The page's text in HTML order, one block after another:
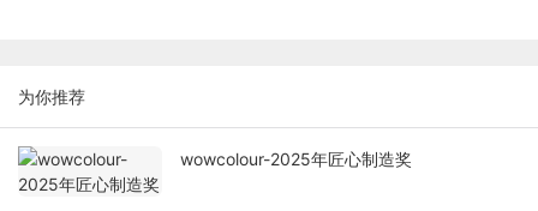
为你推荐
wowcolour-2025年匠心制造奖